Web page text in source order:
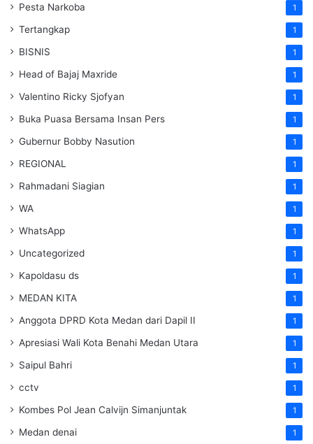
Pesta Narkoba 1
Tertangkap 1
BISNIS 1
Head of Bajaj Maxride 1
Valentino Ricky Sjofyan 1
Buka Puasa Bersama Insan Pers 1
Gubernur Bobby Nasution 1
REGIONAL 1
Rahmadani Siagian 1
WA 1
WhatsApp 1
Uncategorized 1
Kapoldasu ds 1
MEDAN KITA 1
Anggota DPRD Kota Medan dari Dapil II 1
Apresiasi Wali Kota Benahi Medan Utara 1
Saipul Bahri 1
cctv 1
Kombes Pol Jean Calvijn Simanjuntak 1
Medan denai 1